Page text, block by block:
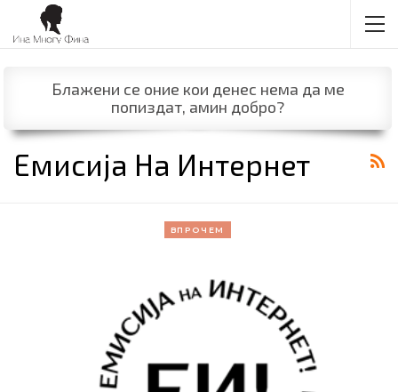
Блажени се оние кои денес нема да ме
попиздат, амин добро?
Емисија На Интернет
ВПРОЧЕМ